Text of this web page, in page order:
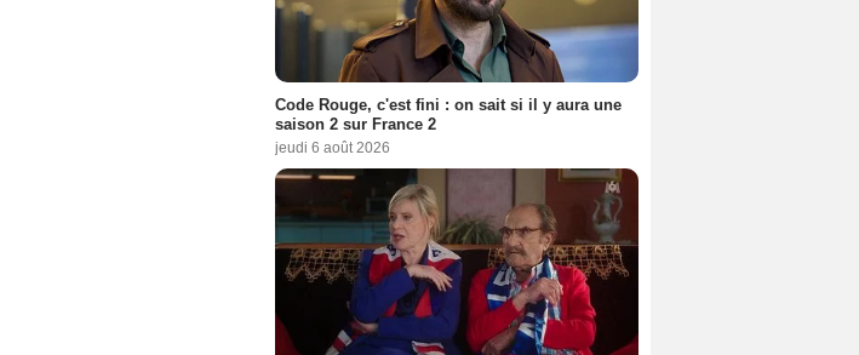
Code Rouge, c'est fini : on sait si il y aura une
saison 2 sur France 2
jeudi 6 août 2026